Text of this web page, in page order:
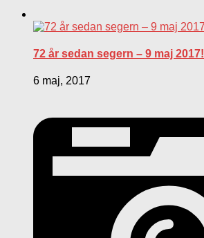
72 år sedan segern – 9 maj 2017!
6 maj, 2017